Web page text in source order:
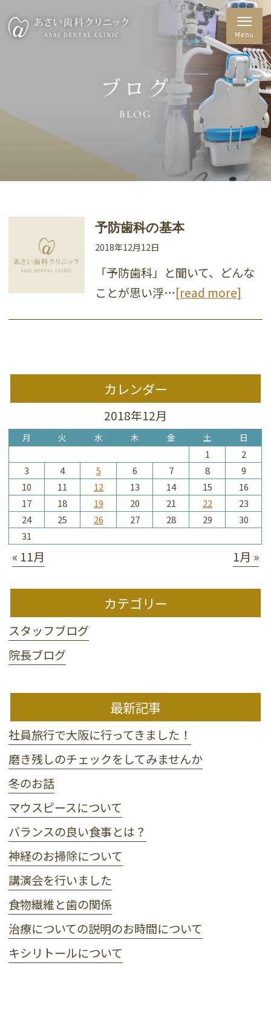
ブログ
BLOG
予防歯科の基本
2018年12月12日
「予防歯科」と聞いて、どんな
ことが思い浮…[read more]
カレンダー
2018年12月
月 火 水 木 金 土 日
1
2
3
4 5 6 7 8
9
10
11 12 13 14 15
16
17
18 19 20 21 22
23
24
25 26 27 28 29
30
31
« 11月 1月 »
カテゴリー
スタッフブログ
院長ブログ
最新記事
社員旅行で大阪に行ってきました！
磨き残しのチェックをしてみませんか
冬のお話
マウスピースについて
バランスの良い食事とは？
神経のお掃除について
講演会を行いました
食物繊維と歯の関係
治療についての説明のお時間について
キシリトールについて